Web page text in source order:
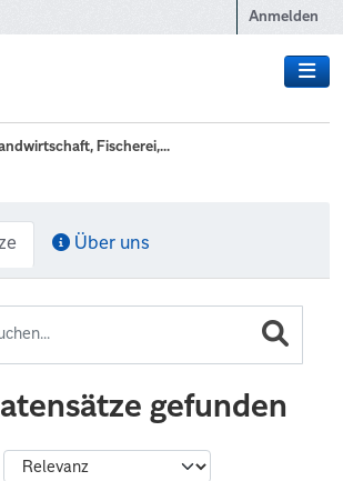
Anmelden
Fischerei,...
Über uns
gefunden